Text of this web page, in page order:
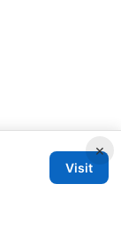
×
Visit